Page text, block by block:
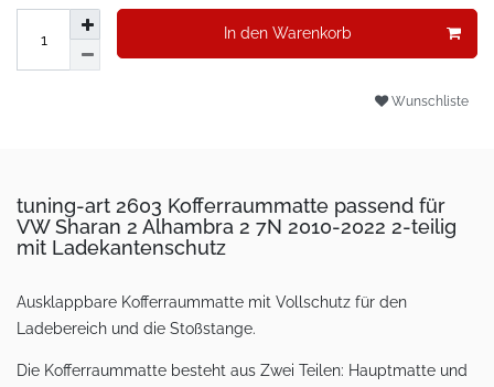
In den Warenkorb
Wunschliste
tuning-art 2603 Kofferraummatte passend für
VW Sharan 2 Alhambra 2 7N 2010-2022 2-teilig
mit Ladekantenschutz
Ausklappbare Kofferraummatte mit Vollschutz für den
Ladebereich und die Stoßstange.
Die Kofferraummatte besteht aus Zwei Teilen: Hauptmatte und